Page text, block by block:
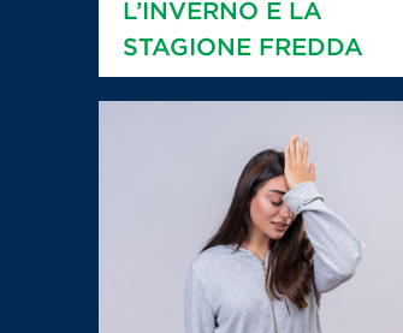
L’INVERNO E LA
STAGIONE FREDDA